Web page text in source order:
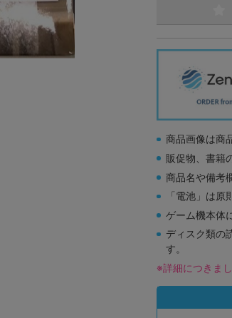
商品画像は商
販促物、書籍
商品名や備考
「電池」は原
ゲーム機本体
ディスク類の
す。
※詳細につきま